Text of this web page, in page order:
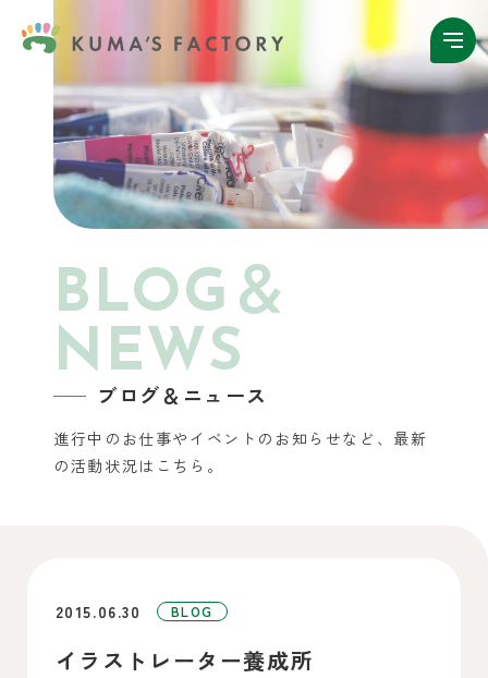
BLOG＆
NEWS
ブログ＆ニュース
進行中のお仕事やイベントのお知らせなど、 最新
の活動状況はこちら。
2015.06.30 BLOG
イラストレーター養成所